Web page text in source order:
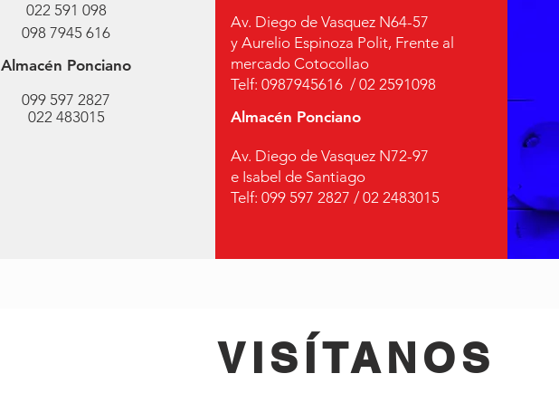
022 591 098
098 7945 616
Almacén Ponciano
099 597 2827
022 483015
Av. Diego de Vasquez N64-57
y Aurelio Espinoza Polit, Frente al
mercado Cotocollao
Telf: 0987945616 / 02 2591098
Almacén Ponciano
Av. Diego de Vasquez N72-97
e Isabel de Santiago
Telf: 099 597 2827 / 02 2483015
VISÍTANOS